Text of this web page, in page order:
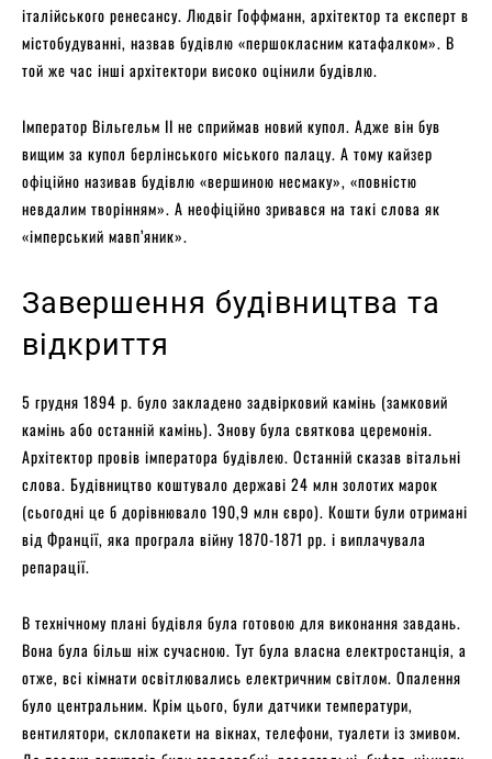
італійського ренесансу. Людвіг Гоффманн, архітектор та експерт в
містобудуванні, назвав будівлю «першокласним катафалком». В
той же час інші архітектори високо оцінили будівлю.
Імператор Вільгельм ІІ не сприймав новий купол. Адже він був
вищим за купол берлінського міського палацу. А тому кайзер
офіційно називав будівлю «вершиною несмаку», «повністю
невдалим творінням». А неофіційно зривався на такі слова як
«імперський мавп’яник».
Завершення будівництва та
відкриття
5 грудня 1894 р. було закладено задвірковий камінь (замковий
камінь або останній камінь). Знову була святкова церемонія.
Архітектор провів імператора будівлею. Останній сказав вітальні
слова. Будівництво коштувало державі 24 млн золотих марок
(сьогодні це б дорівнювало 190,9 млн євро). Кошти були отримані
від Франції, яка програла війну 1870-1871 рр. і виплачувала
репарації.
В технічному плані будівля була готовою для виконання завдань.
Вона була більш ніж сучасною. Тут була власна електростанція, а
отже, всі кімнати освітлювались електричним світлом. Опалення
було центральним. Крім цього, були датчики температури,
вентилятори, склопакети на вікнах, телефони, туалети із змивом.